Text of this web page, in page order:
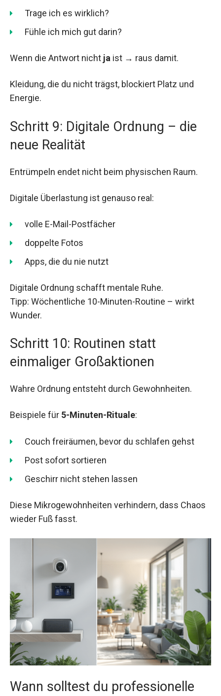
Trage ich es wirklich?
Fühle ich mich gut darin?
Wenn die Antwort nicht ja ist → raus damit.
Kleidung, die du nicht trägst, blockiert Platz und
Energie.
Schritt 9: Digitale Ordnung – die
neue Realität
Entrümpeln endet nicht beim physischen Raum.
Digitale Überlastung ist genauso real:
volle E-Mail-Postfächer
doppelte Fotos
Apps, die du nie nutzt
Digitale Ordnung schafft mentale Ruhe.
Tipp: Wöchentliche 10-Minuten-Routine – wirkt
Wunder.
Schritt 10: Routinen statt
einmaliger Großaktionen
Wahre Ordnung entsteht durch Gewohnheiten.
Beispiele für 5-Minuten-Rituale:
Couch freiräumen, bevor du schlafen gehst
Post sofort sortieren
Geschirr nicht stehen lassen
Diese Mikrogewohnheiten verhindern, dass Chaos
wieder Fuß fasst.
Wann solltest du professionelle